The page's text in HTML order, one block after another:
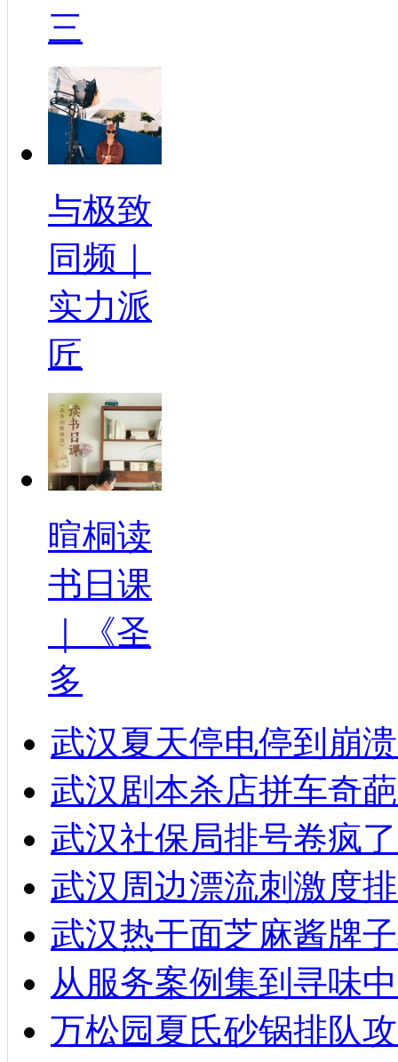
三
与极致
同频｜
实力派
匠
暄桐读
书日课
｜《圣
多
武汉夏天停电停到崩
武汉剧本杀店拼车奇
武汉社保局排号卷疯
武汉周边漂流刺激度
武汉热干面芝麻酱牌
从服务案例集到寻味
万松园夏氏砂锅排队